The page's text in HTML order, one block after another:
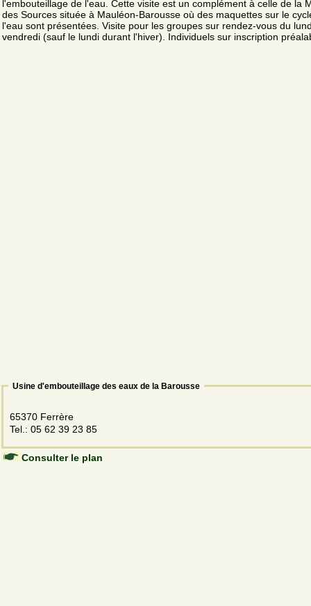
l'embouteillage de l'eau. Cette visite est un complément à celle de la
des Sources située à Mauléon-Barousse où des maquettes sur le
l'eau sont présentées. Visite pour les groupes sur rendez-vous du
vendredi (sauf le lundi durant l'hiver). Individuels sur inscription
Usine d'embouteillage des eaux de la Barousse
65370 Ferrère
Tel.: 05 62 39 23 85
Consulter le plan